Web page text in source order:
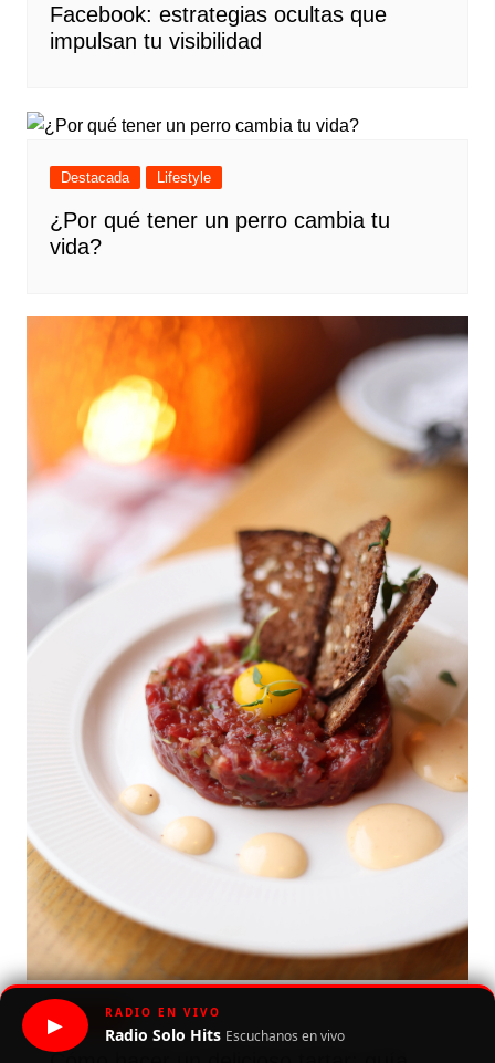
Facebook: estrategias ocultas que
impulsan tu visibilidad
Destacada Lifestyle
¿Por qué tener un perro cambia tu
vida?
Lifestyle
▶
RADIO EN VIVO
Radio Solo Hits Escuchanos en vivo